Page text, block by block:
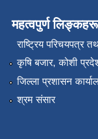
महत्वपुर्ण लिङ्कहरू
राष्‍ट्रिय परिचयपत्र
कृषि बजार, कोशी
जिल्ला प्रशासन
श्रम संसार